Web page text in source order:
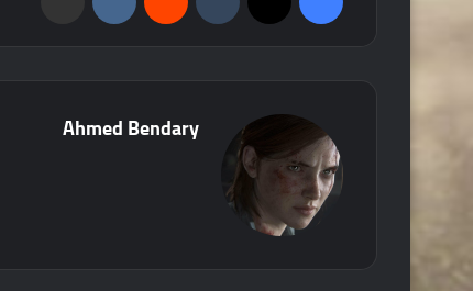
Ahmed Bendary